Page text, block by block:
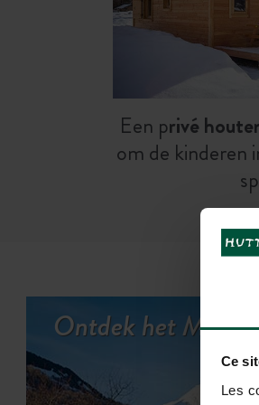
Ce
Les
Een privé
om de kinderen
Ontdek het